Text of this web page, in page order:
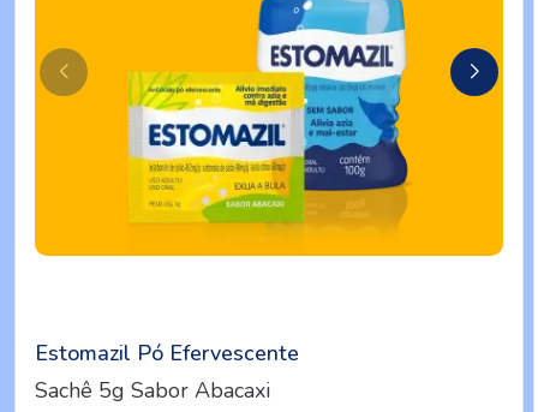
Estomazil Pó Efervescente
Sachê 5g Sabor Abacaxi